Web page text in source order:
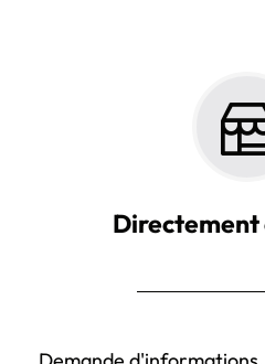
Directement